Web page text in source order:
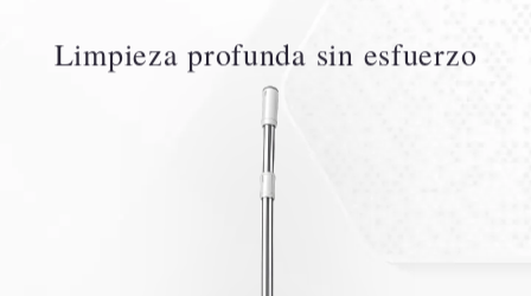
Limpieza profunda sin esfuerzo